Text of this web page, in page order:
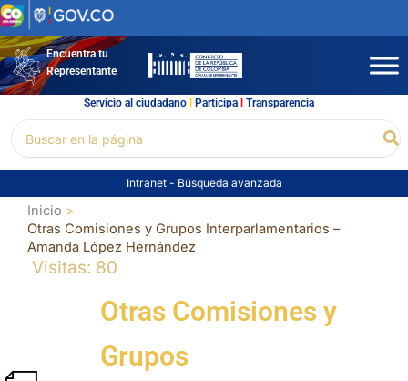
Ir
al
contenidoEncuentra tu
Representante
Servicio al ciudadano l Participal Transparencia
por:
Intranet - Búsqueda avanzada
Inicio
Otras Comisiones y Grupos Interparlamentarios –
Amanda López Hernández
Visitas: 80
Otras Comisiones y
Grupos